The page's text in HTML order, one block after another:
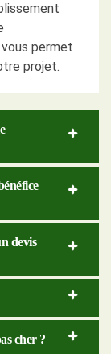
permet
projet.
devis
cher ?